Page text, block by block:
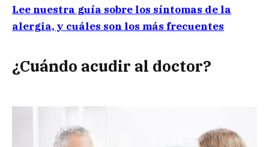
Lee nuestra guía sobre los síntomas de la
alergia, y cuáles son los más frecuentes
¿Cuándo acudir al doctor?